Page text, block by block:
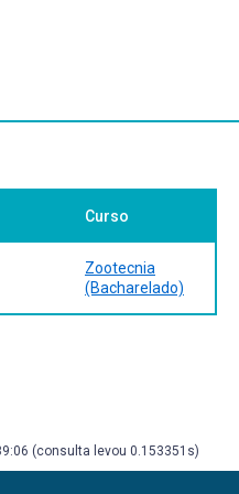
Curso
Zootecnia
(Bacharelado)
(consulta levou 0.153351s)